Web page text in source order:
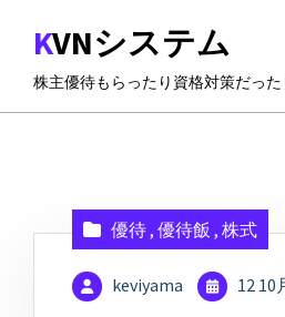
ツ
KVNシステム
株主優待もらったり資格対策だっ
優待, 優待飯 , 株式
keviyama 12 10